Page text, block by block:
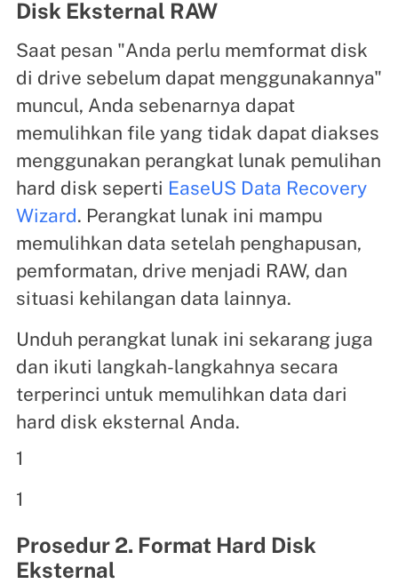
Disk Eksternal RAW
Saat pesan "Anda perlu memformat disk
di drive sebelum dapat menggunakannya"
muncul, Anda sebenarnya dapat
memulihkan file yang tidak dapat diakses
menggunakan perangkat lunak pemulihan
hard disk seperti EaseUS Data Recovery
Wizard. Perangkat lunak ini mampu
memulihkan data setelah penghapusan,
pemformatan, drive menjadi RAW, dan
situasi kehilangan data lainnya.
Unduh perangkat lunak ini sekarang juga
dan ikuti langkah-langkahnya secara
terperinci untuk memulihkan data dari
hard disk eksternal Anda.
1
1
Prosedur 2. Format Hard Disk
Eksternal